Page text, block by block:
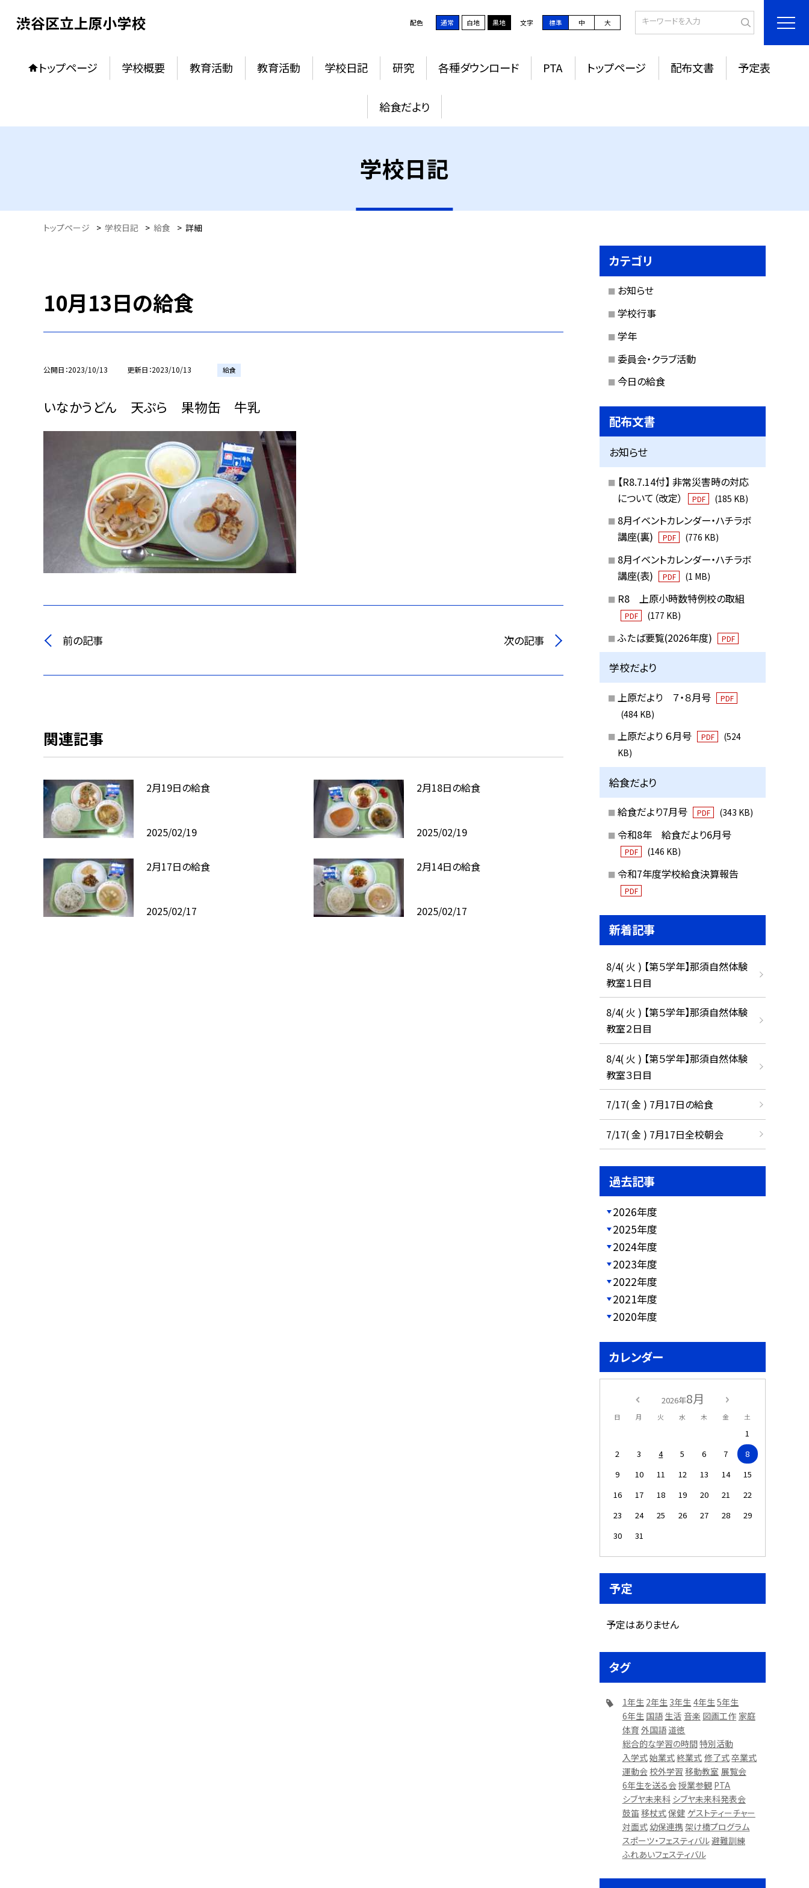
渋谷区立上原小学校 配色 通常 白地 黒地 文字 標準 中 大
トップページ 学校概要 教育活動 教育活動 学校日記 研究 各種ダウンロード PTA トップページ 配布文書 予定表
給食だより
学校日記
トップページ > 学校日記 > 給食 > 詳細
10月13日の給食
公開日 2023/10/13 更新日 2023/10/13 給食
いなかうどん 天ぷら 果物缶 牛乳
前の記事 次の記事
関連記事
2月19日の給食
2025/02/19
2月18日の給食
2025/02/19
2月17日の給食
2025/02/17
2月14日の給食
2025/02/17
カテゴリ
お知らせ
学校行事
学年
委員会・クラブ活動
今日の給食
配布文書
お知らせ
【R8.7.14付】 非常災害時の対応
について（改定）
PDF (185 KB)
8月イベントカレンダー・ハチラボ
講座(裏)
PDF (776 KB)
8月イベントカレンダー・ハチラボ
講座(表)
PDF (1 MB)
R8 上原小時数特例校の取組
PDF (177 KB)
ふたば要覧(2026年度) PDF
学校だより
上原だより ７・８月号 PDF
(484 KB)
上原だより ６月号 PDF
(524
KB)
給食だより
給食だより7月号 PDF (343 KB)
令和8年 給食だより6月号
PDF (146 KB)
令和7年度学校給食決算報告
PDF
新着記事
8/4( 火 ) 【第５学年】那須自然体験
教室１日目
8/4( 火 ) 【第５学年】那須自然体験
教室２日目
8/4( 火 ) 【第５学年】那須自然体験
教室３日目
7/17( 金 ) 7月17日の給食
7/17( 金 ) 7月17日全校朝会
過去記事
2026年度
2025年度
2024年度
2023年度
2022年度
2021年度
2020年度
カレンダー
2026年8月
日 月 火 水 木 金 土
1
2
3 4 5 6 7
8
9
10 11 12 13 14
15
16
17 18 19 20 21
22
23
24 25 26 27 28
29
30
31
予定
予定はありません
タグ
1年生 2年生 3年生 4年生5年生
6年生 国語生活 音楽 図画工作 家庭
体育 外国語道徳
総合的な学習の時間特別活動
入学式始業式終業式 修了式卒業式
運動会 校外学習 移動教室 展覧会
6年生を送る会授業参観 PTA
シブヤ未来科 シブヤ未来科発表会
鼓笛移杖式保健 ゲストティーチャー
対面式 幼保連携 架け橋プログラム
スポーツ・フェスティバル避難訓練
ふれあいフェスティバル